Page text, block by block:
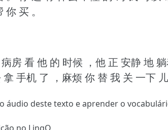
买 。
房 看 他 的 时候 ，他 正 安静 地 躺
手机 了 ，麻烦 你 替 我 关 一下 儿
áudio deste texto e aprender o